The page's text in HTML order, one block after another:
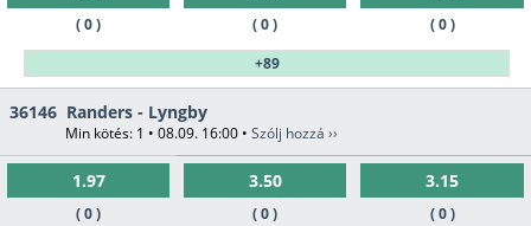
( 0 ) ( 0 )
( 0 )
+89
36146 Randers - Lyngby
Min kötés: 1 • 08.09. 16:00 • Szólj hozzá ››
1.97
( 0 )
3.50
( 0 )
3.15
( 0 )